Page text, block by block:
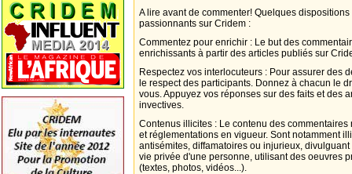
A lire avant de commenter! Quelques
passionnants sur Cridem :
Commentez pour enrichir : Le but des
enrichissants à partir des articles publiés sur
Respectez vos interlocuteurs : Pour assurer des
le respect des participants. Donnez à chacun le
vous. Appuyez vos réponses sur des faits et des
invectives.
Contenus illicites : Le contenu des
et réglementations en vigueur. Sont notamment
antisémites, diffamatoires ou injurieux,
vie privée d'une personne, utilisant des oeuvres
(textes, photos, vidéos...).